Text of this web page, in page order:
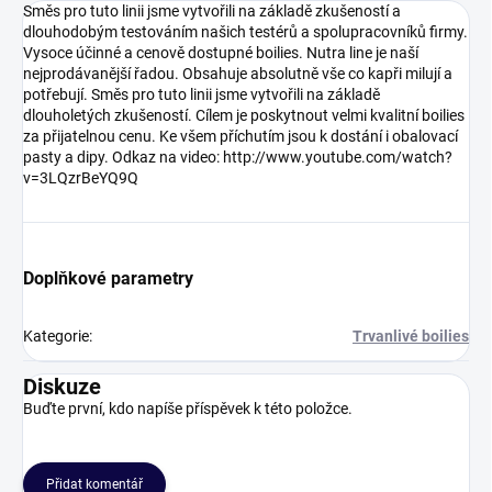
Směs pro tuto linii jsme vytvořili na základě zkušeností a
dlouhodobým testováním našich testérů a spolupracovníků firmy.
Vysoce účinné a cenově dostupné boilies. Nutra line je naší
nejprodávanější řadou. Obsahuje absolutně vše co kapři milují a
potřebují. Směs pro tuto linii jsme vytvořili na základě
dlouholetých zkušeností. Cílem je poskytnout velmi kvalitní boilies
za přijatelnou cenu. Ke všem příchutím jsou k dostání i obalovací
pasty a dipy. Odkaz na video: http://www.youtube.com/watch?
v=3LQzrBeYQ9Q
Doplňkové parametry
Kategorie: Trvanlivé boilies
Diskuze
Buďte první, kdo napíše příspěvek k této položce.
Přidat komentář